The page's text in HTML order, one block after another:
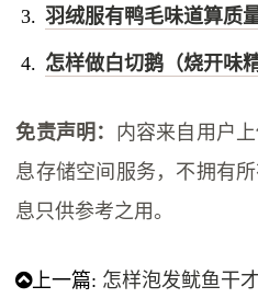
羽绒服有鸭毛味道算质
怎样做白切鹅（烧开味
免责声明： 内容来自用户
息存储空间服务，不拥有
息只供参考之用。
上一篇: 怎样泡发鱿鱼干